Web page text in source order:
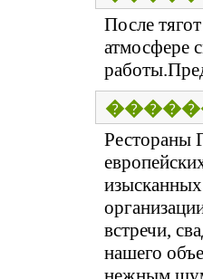
После
атмосфере
Рестораны
встречи,
нашего